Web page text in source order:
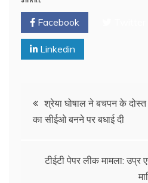
Facebook
Linkedin
श्रेया घोषाल ने बचपन के
का सीईओ बनने पर बधाई दी
टीईटी पेपर लीक मामला: